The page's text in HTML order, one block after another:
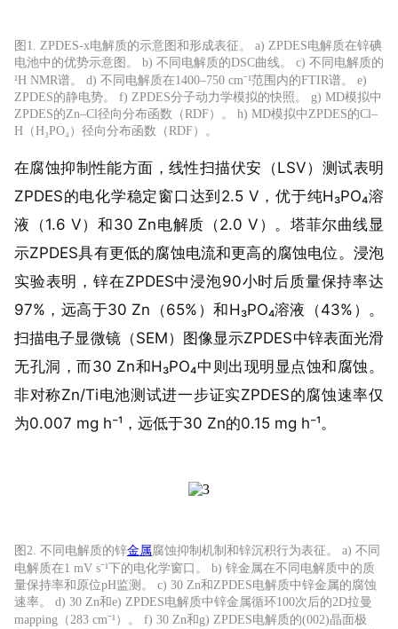
图1. ZPDES-x电解质的示意图和形成表征。 a) ZPDES电解质在锌碘
电池中的优势示意图。 b) 不同电解质的DSC曲线。 c) 不同电解质的
¹H NMR谱。 d) 不同电解质在1400–750 cm⁻¹范围内的FTIR谱。 e)
ZPDES的静电势。 f) ZPDES分子动力学模拟的快照。 g) MD模拟中
ZPDES的Zn–Cl径向分布函数（RDF）。 h) MD模拟中ZPDES的Cl–
H（H₃PO₄）径向分布函数（RDF）。
在腐蚀抑制性能方面，线性扫描伏安（LSV）测试表明
ZPDES的电化学稳定窗口达到2.5 V，优于纯H₃PO₄溶
液（1.6 V）和30 Zn电解质（2.0 V）。塔菲尔曲线显
示ZPDES具有更低的腐蚀电流和更高的腐蚀电位。浸泡
实验表明，锌在ZPDES中浸泡90小时后质量保持率达
97%，远高于30 Zn（65%）和H₃PO₄溶液（43%）。
扫描电子显微镜（SEM）图像显示ZPDES中锌表面光滑
无孔洞，而30 Zn和H₃PO₄中则出现明显点蚀和腐蚀。
非对称Zn/Ti电池测试进一步证实ZPDES的腐蚀速率仅
为0.007 mg h⁻¹，远低于30 Zn的0.15 mg h⁻¹。
图2. 不同电解质的锌金属腐蚀抑制机制和锌沉积行为表征。 a) 不同
电解质在1 mV s⁻¹下的电化学窗口。 b) 锌金属在不同电解质中的质
量保持率和原位pH监测。 c) 30 Zn和ZPDES电解质中锌金属的腐蚀
速率。 d) 30 Zn和e) ZPDES电解质中锌金属循环100次后的2D拉曼
mapping（283 cm⁻¹）。 f) 30 Zn和g) ZPDES电解质的(002)晶面极